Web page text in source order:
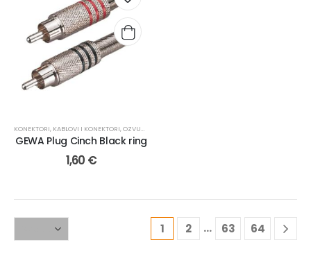
KONEKTORI, KABLOVI I KONEKTORI,OZVUČENJE
GEWA Plug Cinch Black ring
1,60 €
1 2 … 63 64